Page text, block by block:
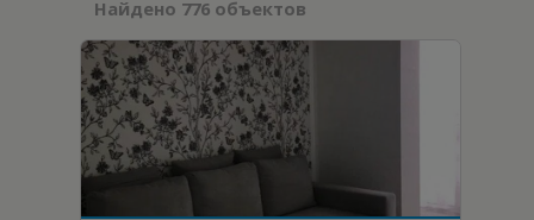
Найдено 776 объектов